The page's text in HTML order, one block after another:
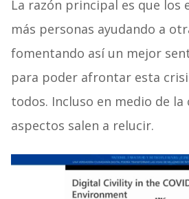
La razón principal es que los
más personas ayudando a
fomentando así un mejor
para poder afrontar esta
todos. Incluso en medio de
aspectos salen a relucir.